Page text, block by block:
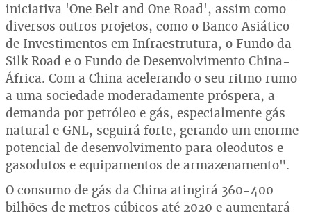
iniciativa 'One Belt and One Road', assim como
diversos outros projetos, como o Banco Asiático
de Investimentos em Infraestrutura, o Fundo da
Silk Road e o Fundo de Desenvolvimento China-
África. Com a China acelerando o seu ritmo rumo
a uma sociedade moderadamente próspera, a
demanda por petróleo e gás, especialmente gás
natural e GNL, seguirá forte, gerando um enorme
potencial de desenvolvimento para oleodutos e
gasodutos e equipamentos de armazenamento".
O consumo de gás da China atingirá 360-400
bilhões de metros cúbicos até 2020 e aumentará